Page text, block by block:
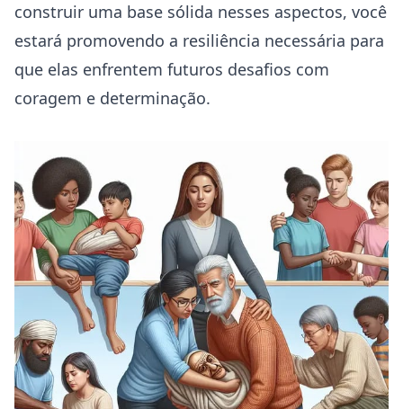
construir uma base sólida nesses aspectos, você
estará promovendo a resiliência necessária para
que elas enfrentem futuros desafios com
coragem e determinação.